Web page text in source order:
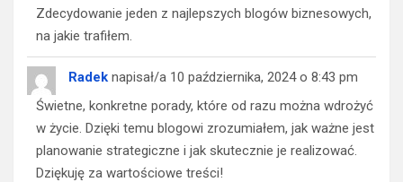
Zdecydowanie jeden z najlepszych blogów biznesowych,
na jakie trafiłem.
Radek napisał/a 10 października, 2024 o 8:43 pm
Świetne, konkretne porady, które od razu można wdrożyć
w życie. Dzięki temu blogowi zrozumiałem, jak ważne jest
planowanie strategiczne i jak skutecznie je realizować.
Dziękuję za wartościowe treści!